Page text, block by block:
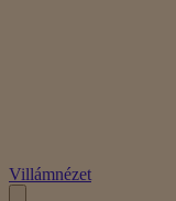
Villámnézet